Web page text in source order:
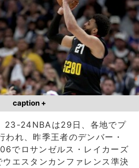
caption +
23-24NBAは29日、各地でプ
われ、昨季王者のデンバー・
でロサンゼルス・レイカーズ
エスタンカンファレンス準決